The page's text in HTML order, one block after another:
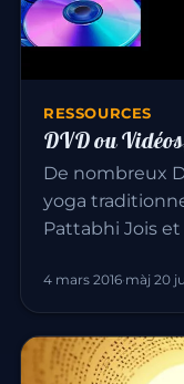
RESSOURCES
DVD ou
De nombreux
yoga
Pattabhi Jois et
4 mars 2016·màj 20